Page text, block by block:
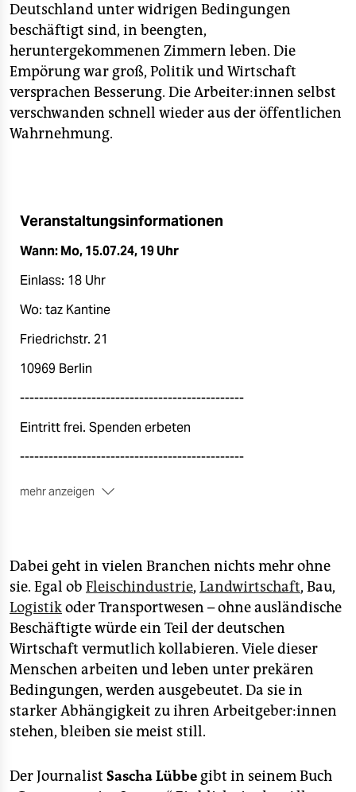
Deutschland unter widrigen Bedingungen
beschäftigt sind, in beengten,
heruntergekommenen Zimmern leben. Die
Empörung war groß, Politik und Wirtschaft
versprachen Besserung. Die Arbeiter:innen selbst
verschwanden schnell wieder aus der öffentlichen
Wahrnehmung.
Veranstaltungsinformationen
Wann: Mo, 15.07.24, 19 Uhr
Einlass: 18 Uhr
Wo: taz Kantine
Friedrichstr. 21
10969 Berlin
-----------------------------------------------
Eintritt frei. Spenden erbeten
-----------------------------------------------
mehr anzeigen
Ticket möglich. Wir bitten Sie daher um eine
Anmeldung über das unten aufgeführte Ticket-Portal.
Die Plätze sind begrenzt, der Eintritt ist kostenlos.
Die Kantinenveranstaltung wird live aufYouTube
gestreamt.
Dabei geht in vielen Branchen nichts mehr ohne
sie. Egal ob Fleischindustrie, Landwirtschaft, Bau,
Logistikoder Transportwesen – ohne ausländische
Beschäftigte würde ein Teil der deutschen
Wirtschaft vermutlich kollabieren. Viele dieser
Menschen arbeiten und leben unter prekären
Bedingungen, werden ausgebeutet. Da sie in
starker Abhängigkeit zu ihren Arbeitgeber:innen
stehen, bleiben sie meist still.
Der Journalist Sascha Lübbe gibt in seinem Buch